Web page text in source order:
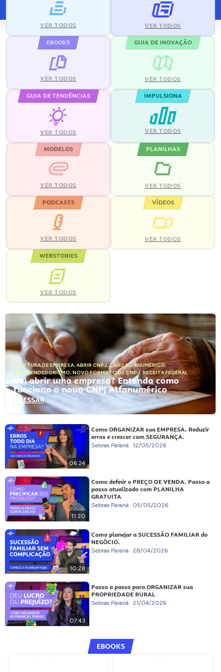
VER TODOS VER TODOS
EBOOKS
VER TODOS
GUIA DE INOVAÇÃO
VER TODOS
GUIA DE TENDÊNCIAS
VER TODOS
IMPULSIONA
VER TODOS
MODELOS
VER TODOS
PLANILHAS
VER TODOS
PODCASTS
VER TODOS
VÍDEOS
VER TODOS
WEBSTORIES
VER TODOS
ABERTURA DE EMPRESA, ABRIR CNPJ,CNPJ ALFANUMÉRICO,
EMPREENDEDORISMO, NOVO FORMATO DE CNPJ,RECEITA FEDERAL
Vai abrir uma empresa? Entenda como
funciona o novo CNPJ Alfanumérico
ACESSAR
06:24
Como ORGANIZAR sua EMPRESA. Reduzir
erros e crescer com SEGURANÇA.
Sebrae Paraná 12/05/2026
11:20
Como definir o PREÇO DE VENDA. Passo a
passo atualizado com PLANILHA
GRATUITA
Sebrae Paraná 05/05/2026
10:28
Como planejar a SUCESSÃO FAMILIAR do
NEGÓCIO.
Sebrae Paraná 28/04/2026
07:43
Passo a passo para ORGANIZAR sua
PROPRIEDADE RURAL
Sebrae Paraná 21/04/2026
EBOOKS